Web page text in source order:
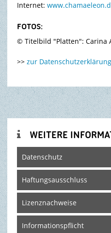
Internet:
FOTOS:
© Titelbild "Platten": Carina
>> zur Datenschutzerklärung
 WEITERE
Datenschutz
Haftungsausschluss
Lizenznachweise
Informationspflicht